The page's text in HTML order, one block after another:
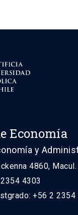
Economía
y
4860,
4303
+56 2 2354